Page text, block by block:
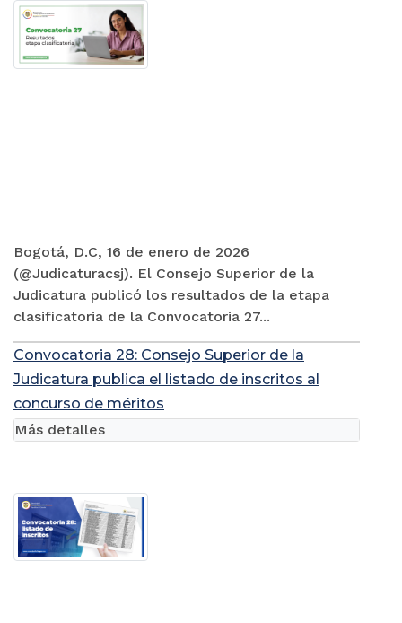
Bogotá, D.C, 16 de enero de 2026
(@Judicaturacsj). El Consejo Superior de la
Judicatura publicó los resultados de la etapa
clasificatoria de la Convocatoria 27...
Convocatoria 28: Consejo Superior de la
Judicatura publica el listado de inscritos al
concurso de méritos
Más detalles